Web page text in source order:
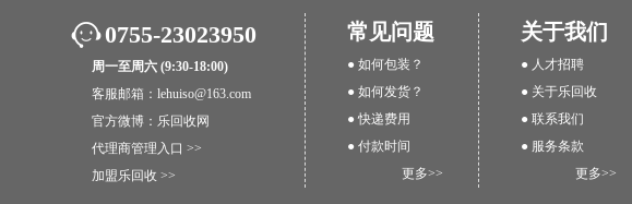
0755-23023950
周一至周六 (9:30-18:00)
客服邮箱：lehuiso@163.com
官方微博： 乐回收网
代理商管理入口 >>
加盟乐回收 >>
常见问题
● 如何包装？
● 如何发货？
● 快递费用
● 付款时间
更多>>
关于我们
● 人才招聘
● 关于乐回收
● 联系我们
● 服务条款
更多>>